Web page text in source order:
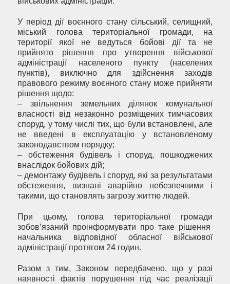
У період дії воєнного стану сільський, селищний,
міський голова територіальної громади, на
території якої не ведуться бойові дії та не
прийнято рішення про утворення військової
адміністрації населеного пункту (населених
пунктів), виключно для здійснення заходів
правового режиму воєнного стану може прийняти
рішення щодо:
– звільнення земельних ділянок комунальної
власності від незаконно розміщених тимчасових
споруд, у тому числі тих, що були встановлені, але
не введені в експлуатацію у встановленому
законодавством порядку;
– обстеження будівель і споруд, пошкоджених
внаслідок бойових дій;
– демонтажу будівель і споруд, які за результатами
обстеження, визнані аварійно небезпечними і
такими, що становлять загрозу життю людей.
При цьому, голова територіальної громади
зобов’язаний проінформувати про таке рішення
начальника відповідної обласної військової
адміністрації протягом 24 годин.
Разом з тим, Законом передбачено, що у разі
наявності фактів порушення під час реалізації